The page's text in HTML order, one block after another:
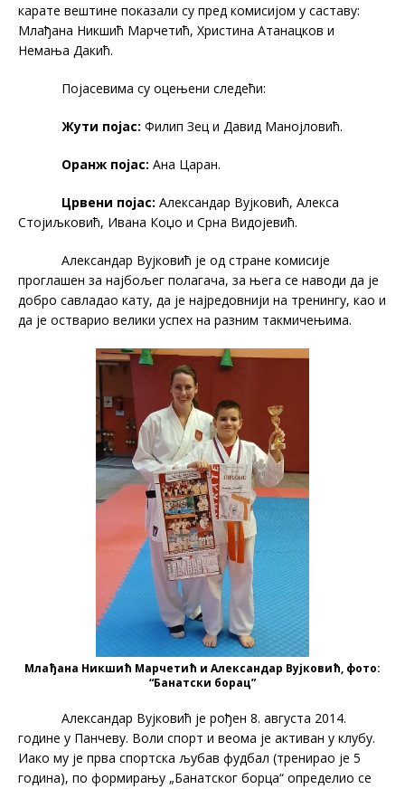
карате вештине показали су пред комисијом у саставу:
Млађана Никшић Марчетић, Христина Атанацков и
Немања Дакић.
Појасевима су оцењени следећи:
Жути појас: Филип Зец и Давид Манојловић.
Оранж појас: Ана Царан.
Црвени појас: Александар Вујковић, Алекса
Стојиљковић, Ивана Коџо и Срна Видојевић.
Александар Вујковић је од стране комисије
проглашен за најбољег полагача, за њега се наводи да је
добро савладао кату, да је најредовнији на тренингу, као и
да је остварио велики успех на разним такмичењима.
Млађана Никшић Марчетић и Александар Вујковић, фото:
“Банатски борац”
Александар Вујковић је рођен 8. августа 2014.
године у Панчеву. Воли спорт и веома је активан у клубу.
Иако му је прва спортска љубав фудбал (тренирао је 5
година), по формирању „Банатског борца“ определио се